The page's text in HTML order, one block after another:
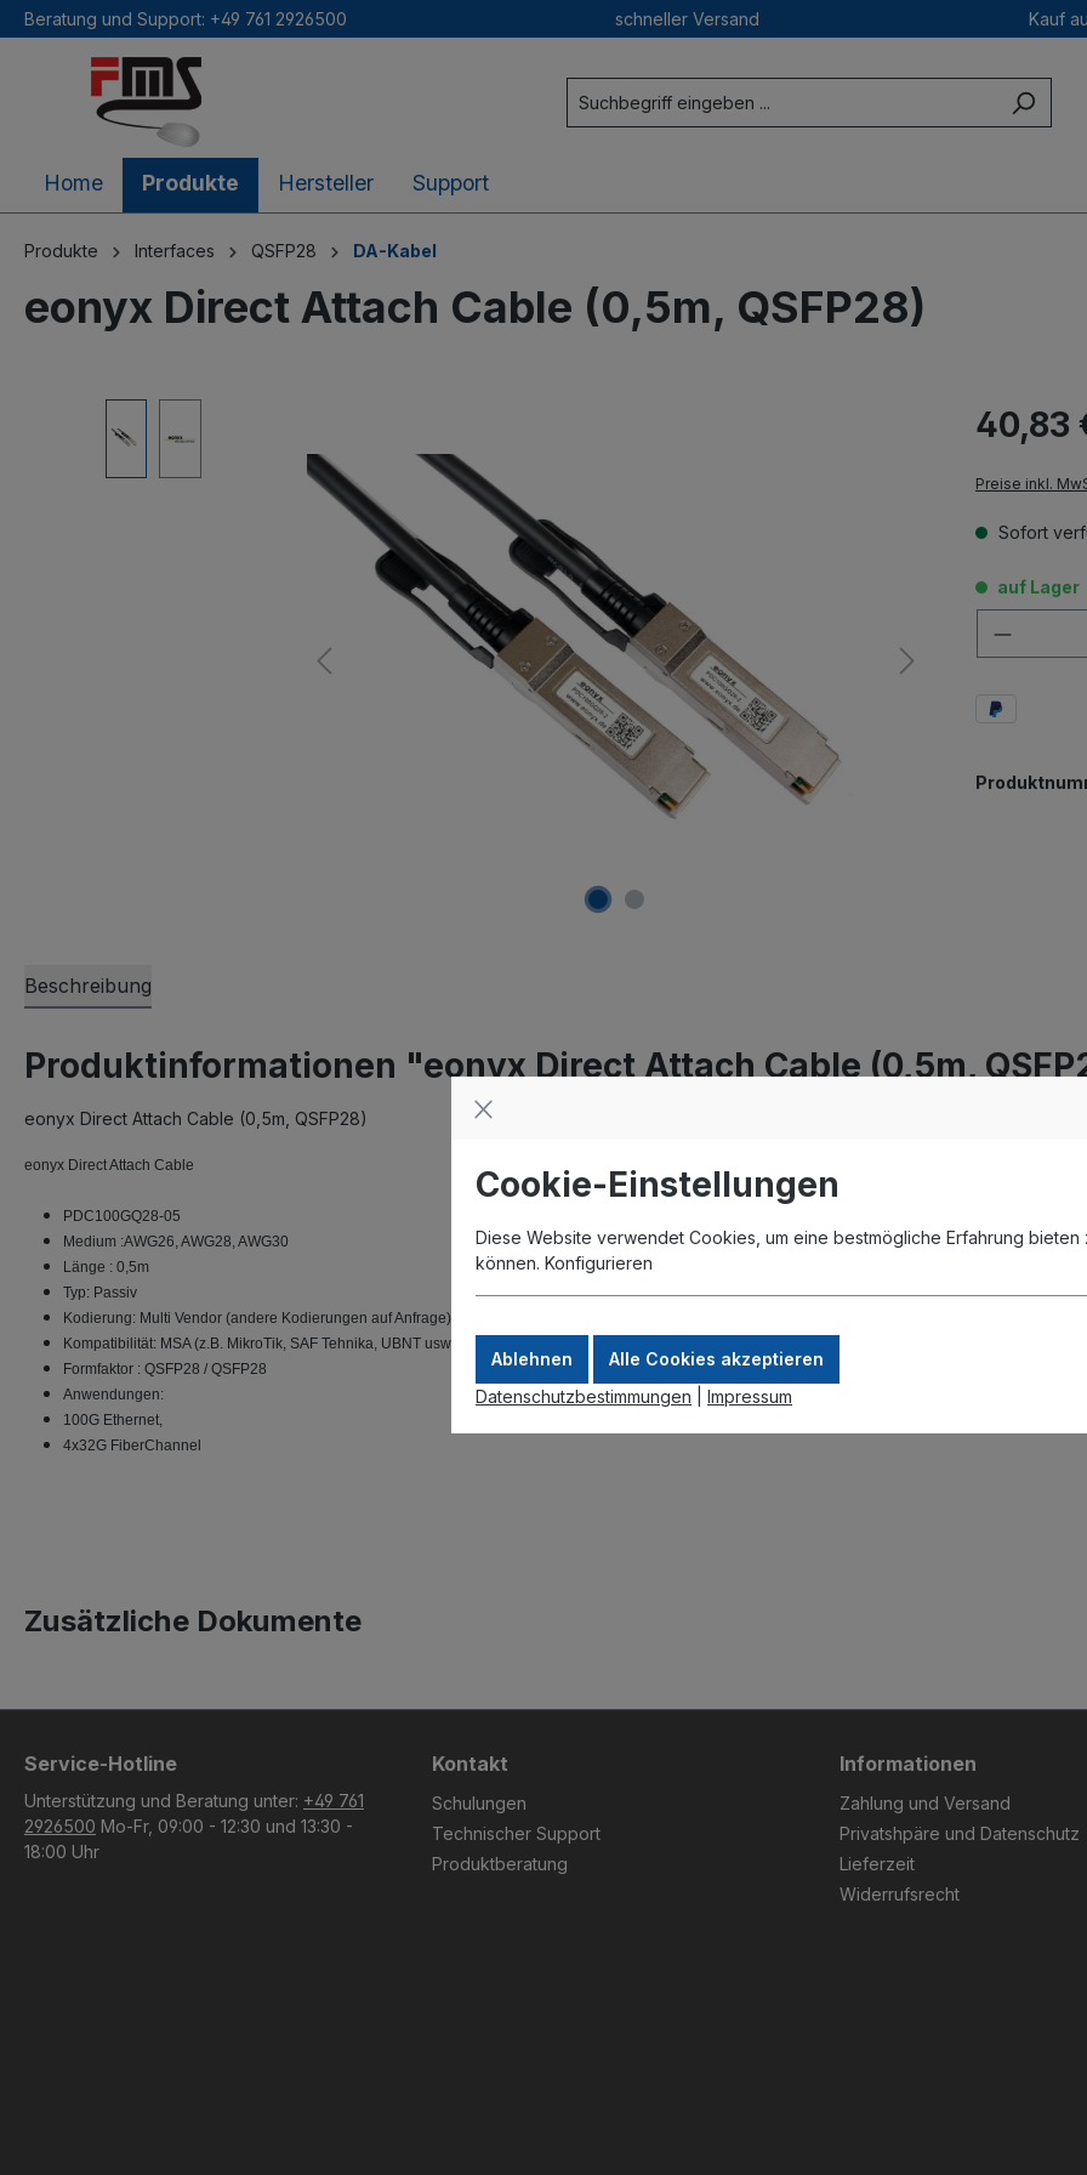
springen
Beratung und Support: +49 761 2926500 schneller Versand Kauf
Home Produkte Hersteller Support
Produkte Interfaces QSFP28 DA-Kabel
eonyx Direct Attach Cable (0,5m, QSFP28)
40,83
Preise inkl.
Sofort
auf Lager
Beschreibung
Produktinformationen "eonyx Direct Attach Cable (0,5m,
eonyx Direct Attach Cable (0,5m, QSFP28)
eonyx Direct Attach Cable
PDC100GQ28-05
Medium :AWG26, AWG28, AWG30
Länge : 0,5m
Typ: Passiv
Kodierung: Multi Vendor (andere Kodierungen auf Anfrage)
Kompatibilität: MSA (z.B. MikroTik, SAF Tehnika, UBNT usw.)
Formfaktor : QSFP28 / QSFP28
Anwendungen:
100G Ethernet,
4x32G FiberChannel
Zusätzliche Dokumente
Service-Hotline
Unterstützung und Beratung unter: +49 761
2926500 Mo-Fr, 09:00 - 12:30 und 13:30 -
18:00 Uhr
Kontakt
Schulungen
Technischer Support
Produktberatung
Informationen
Zahlung und Versand
Privatshpäre und Datenschutz
Lieferzeit
Widerrufsrecht
Cookie-Einstellungen
Diese Website verwendet Cookies, um eine bestmögliche Erfahrung bieten
können. Konfigurieren
Ablehnen
Alle Cookies akzeptieren
Datenschutzbestimmungen
Impressum